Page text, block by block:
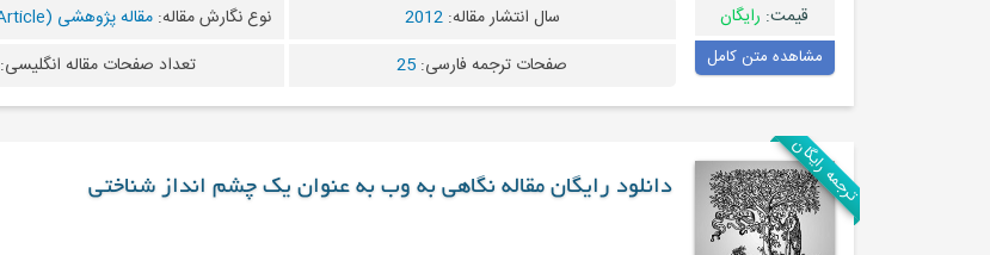
قیمت: رایگان
مشاهده متن کامل
سال انتشار مقاله:2012 نوع نگارش مقاله: مقاله پژوهشی (Research Article)
صفحات ترجمه فارسی: 25 تعداد صفحات مقاله انگلیسی:
ترجمه رایگان دانلود رایگان مقاله نگاهی به وب به عنوان یک چشم انداز شناختی